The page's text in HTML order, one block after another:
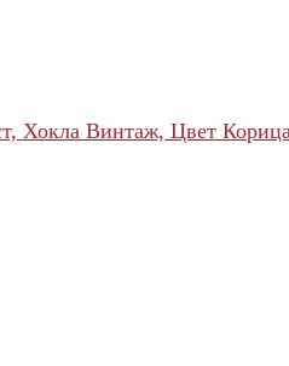
Хокла Винтаж, Цвет